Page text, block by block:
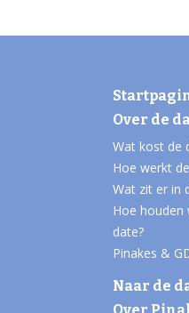
Over de
Wat kost de
Hoe werkt
Wat zit er in
Hoe houden
date?
Pinakes &
Naar de
Over